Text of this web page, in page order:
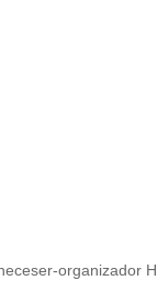
organizador